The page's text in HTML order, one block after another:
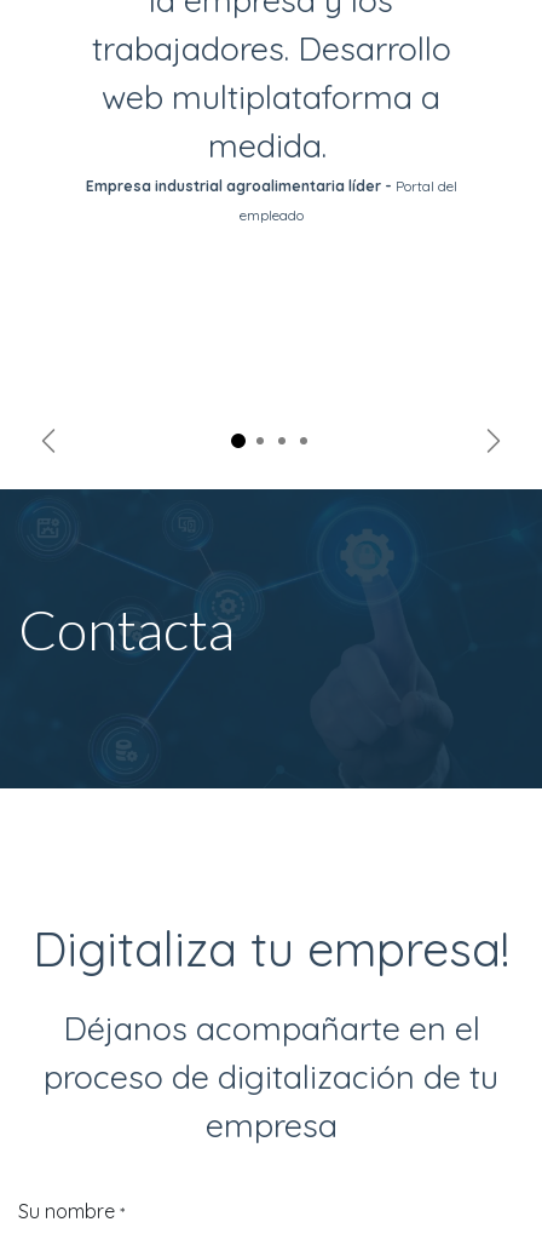
trabajadores. Desarrollo
web multiplataforma a
medida.
Empresa industrial agroalimentaria líder - Portal del
empleado
Anterior
Contacta
Digitaliza tu empresa!
Déjanos acompañarte en el
proceso de digitalización de tu
empresa
Su nombre *